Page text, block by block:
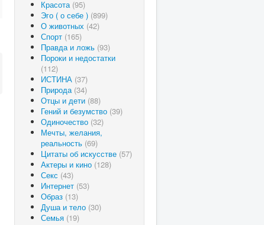
Красота (95)
Эго ( о себе ) (899)
О животных (42)
Спорт (165)
Правда и ложь (93)
Пороки и недостатки
(112)
ИСТИНА (37)
Природа (34)
Отцы и дети (88)
Гений и безумство (39)
Одиночество (32)
Мечты, желания,
реальность (69)
Цитаты об искусстве (57)
Актеры и кино (128)
Секс (43)
Интернет (53)
Образ (13)
Душа и тело (30)
Семья (19)